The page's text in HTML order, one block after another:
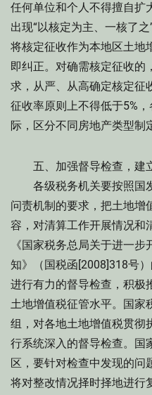
任何单位和个人不得擅自扩
出现“以核定为主、一核了
将核定征收作为本地区土地
即纠正。对确需核定征收的
求，从严、从高确定核定征
征收率原则上不得低于5%
际，区分不同房地产类型制
五、加强督导检查，建
各级税务机关要按照国
问责机制的要求，把土地增
容，对清算工作开展情况和
《国家税务总局关于进一
知》（国税函[2008]318号
进行有力的督导检查，积极
土地增值税征管水平。国家
组，对各地土地增值税贯彻
行系统深入的督导检查。国
区，要针对检查中发现的问
将对整改情况择时择地进行